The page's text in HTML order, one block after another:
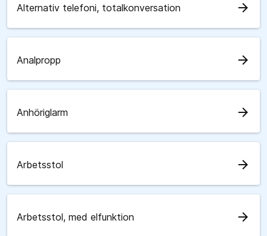
Alternativ telefoni, totalkonversation arrow_forward
Analpropp arrow_forward
Anhöriglarm arrow_forward
Arbetsstol arrow_forward
Arbetsstol, med elfunktion arrow_forward